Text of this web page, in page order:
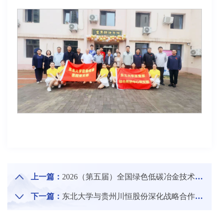
上一篇： 2026（第五届）全国绿色低碳冶金技术与固废治理方案高层论坛在东北大学举行
下一篇： 东北大学与贵州川恒股份深化战略合作交流座谈会举行